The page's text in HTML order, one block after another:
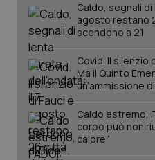
Caldo, segnali
agosto restano
scendono a 21
Covid. Il silenzio
Ma il Quinto
un’ammissione
Caldo estremo,
corpo può non
calore”
_ga